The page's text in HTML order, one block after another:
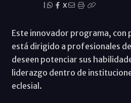
X
Este innovador programa, con
está dirigido a profesionales
deseen potenciar sus
liderazgo dentro de
eclesial.